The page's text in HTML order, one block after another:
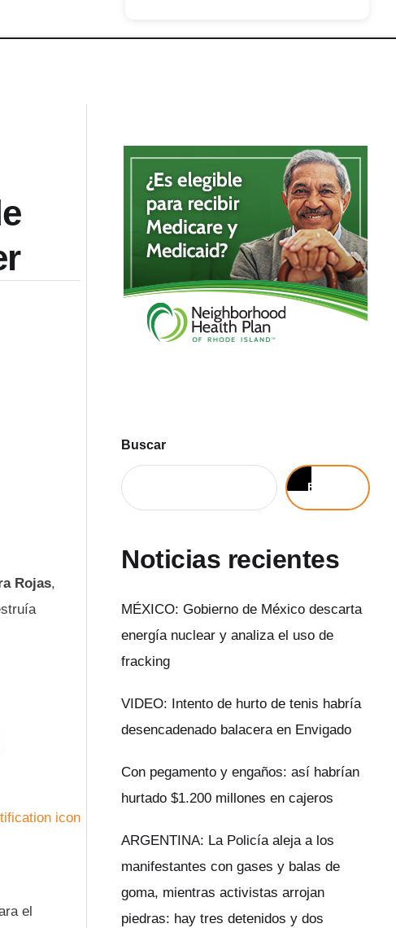
Rojas,
el
Buscar
Buscar
Noticias recientes
MÉXICO: Gobierno de México descarta
energía nuclear y analiza el uso de
fracking
VIDEO: Intento de hurto de tenis habría
desencadenado balacera en Envigado
Con pegamento y engaños: así habrían
hurtado $1.200 millones en cajeros
ARGENTINA: La Policía aleja a los
manifestantes con gases y balas de
goma, mientras activistas arrojan
piedras: hay tres detenidos y dos